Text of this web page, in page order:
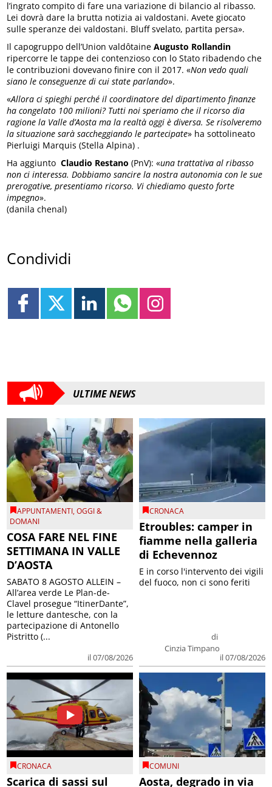
l’ingrato compito di fare una variazione di bilancio al ribasso.
Lei dovrà dare la brutta notizia ai valdostani. Avete giocato
sulle speranze dei valdostani. Bluff svelato, partita persa».
Il capogruppo dell’Union valdôtaineAugusto Rollandin
ripercorre le tappe dei contenzioso con lo Stato ribadendo che
le contribuzioni dovevano finire con il 2017. «Non vedo quali
siano le conseguenze di cui state parlando».
«Allora ci spieghi perché il coordinatore del dipartimento finanze
ha congelato 100 milioni? Tutti noi speriamo che il ricorso dia
ragione la Valle d’Aosta ma la realtà oggi è diversa. Se risolveremo
la situazione sarà saccheggiando le partecipate» ha sottolineato
Pierluigi Marquis (Stella Alpina) .
Ha aggiunto Claudio Restano (PnV): «una trattativa al ribasso
non ci interessa. Dobbiamo sancire la nostra autonomia con le sue
prerogative, presentiamo ricorso. Vi chiediamo questo forte
impegno».
(danila chenal)
Condividi
ULTIME NEWS
APPUNTAMENTI,OGGI &
DOMANI
COSA FARE NEL FINE
SETTIMANA IN VALLE
D’AOSTA
il 07/08/2026
SABATO 8 AGOSTO ALLEIN –
All’area verde Le Plan-de-
Clavel prosegue “ItinerDante”,
le letture dantesche, con la
partecipazione di Antonello
Pistritto (...
CRONACA
Etroubles: camper in
fiamme nella galleria
di Echevennoz
di
Cinzia Timpano
il 07/08/2026
E in corso l'intervento dei vigili
del fuoco, non ci sono feriti
CRONACA
Scarica di sassi sul
COMUNI
Aosta, degrado in via